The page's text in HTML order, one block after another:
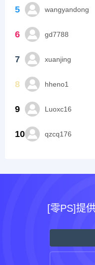
5 wangyandong
6 gd7788
7 xuanjing
8 hheno1
9 Luoxc16
10 qzcq176
[零PS]提